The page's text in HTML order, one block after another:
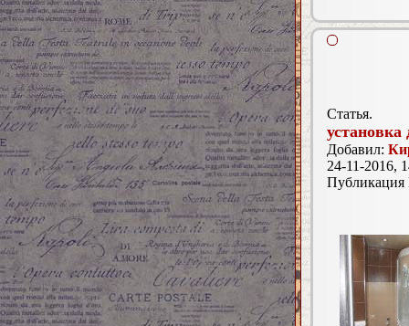
Статья.
Добавил:
24-11-2016,